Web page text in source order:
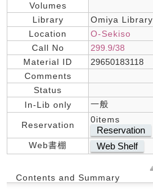
Volumes
Library
Omiya Library
Location
O-Sekiso
Call No
299.9/38
Material ID
29650183118
Comments
Status
In-Lib only
一般
Reservation
0items
Reservation
Web書棚 Web Shelf
Contents and Summary